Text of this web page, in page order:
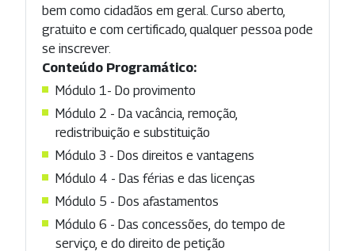
bem como cidadãos em geral. Curso aberto,
gratuito e com certificado, qualquer pessoa pode
se inscrever.
Conteúdo Programático:
Módulo 1- Do provimento
Módulo 2 - Da vacância, remoção,
redistribuição e substituição
Módulo 3 - Dos direitos e vantagens
Módulo 4 - Das férias e das licenças
Módulo 5 - Dos afastamentos
Módulo 6 - Das concessões, do tempo de
serviço, e do direito de petição